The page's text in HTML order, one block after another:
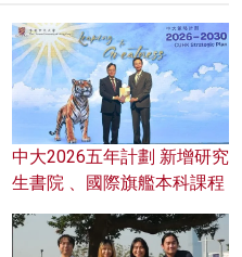
中大2026五年計劃 新增研究
生書院 、國際旗艦本科課程